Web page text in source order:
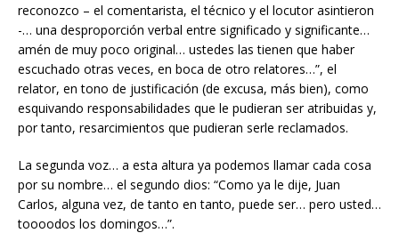
reconozco – el comentarista, el técnico y el locutor asintieron
-… una desproporción verbal entre significado y significante…
amén de muy poco original… ustedes las tienen que haber
escuchado otras veces, en boca de otro relatores…”, el
relator, en tono de justificación (de excusa, más bien), como
esquivando responsabilidades que le pudieran ser atribuidas y,
por tanto, resarcimientos que pudieran serle reclamados.
La segunda voz… a esta altura ya podemos llamar cada cosa
por su nombre… el segundo dios: “Como ya le dije, Juan
Carlos, alguna vez, de tanto en tanto, puede ser… pero usted…
toooodos los domingos…”.